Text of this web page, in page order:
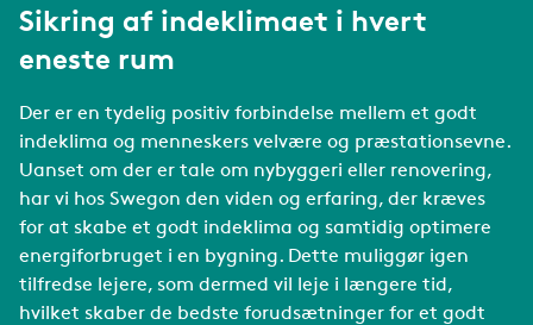
Sikring af indeklimaet i hvert
eneste rum
Der er en tydelig positiv forbindelse mellem et godt
indeklima og menneskers velvære og præstationsevne.
Uanset om der er tale om nybyggeri eller renovering,
har vi hos Swegon den viden og erfaring, der kræves
for at skabe et godt indeklima og samtidig optimere
energiforbruget i en bygning. Dette muliggør igen
tilfredse lejere, som dermed vil leje i længere tid,
hvilket skaber de bedste forudsætninger for et godt